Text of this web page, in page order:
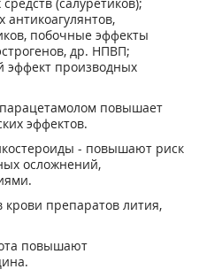
побочные эффекты
др. НПВП;
эффект производных
повышает
эффектов.
- повышают риск
осложнений,
препаратов лития,
повышают